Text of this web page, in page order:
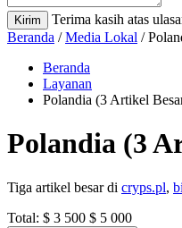
Kirim
Terima kasih atas
Beranda /Media Lokal /
Beranda
Layanan
Polandia (3 Artikel
Polandia (3
Tiga artikel besar di cryps.pl,
Total: $ 3 500 $ 5 000